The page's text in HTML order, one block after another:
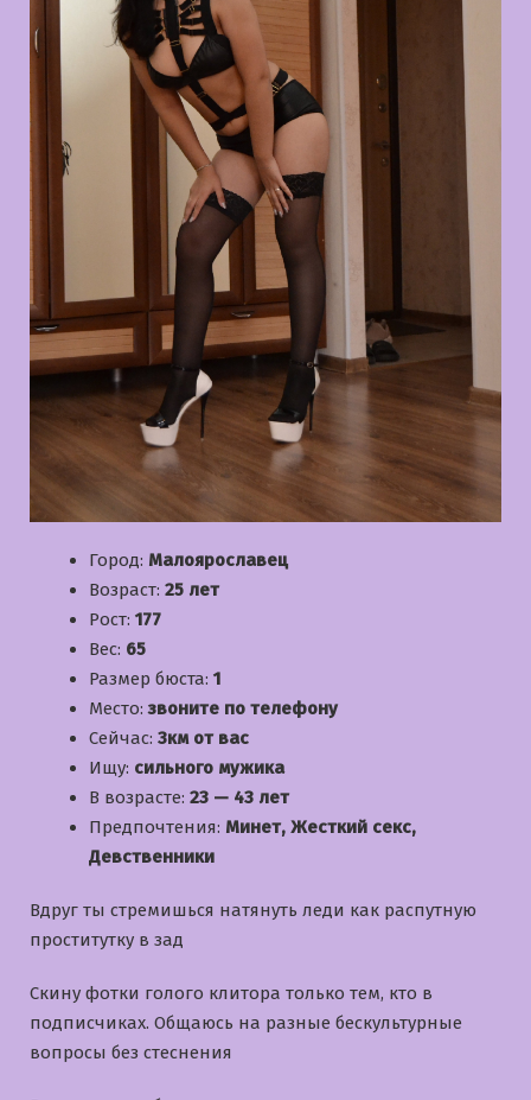
Город: Малоярославец
Возраст: 25 лет
Рост: 177
Вес: 65
Размер бюста: 1
Место:звоните по телефону
Сейчас: 3км от вас
Ищу: сильного мужика
В возрасте: 23 — 43 лет
Предпочтения: Минет, Жесткий секс,
Девственники
Вдруг ты стремишься натянуть леди как распутную
проститутку в зад
Скину фотки голого клитора только тем, кто в
подписчиках. Общаюсь на разные бескультурные
вопросы без стеснения